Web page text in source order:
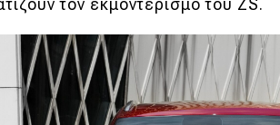
τον εκμοντερισμό του ZS.